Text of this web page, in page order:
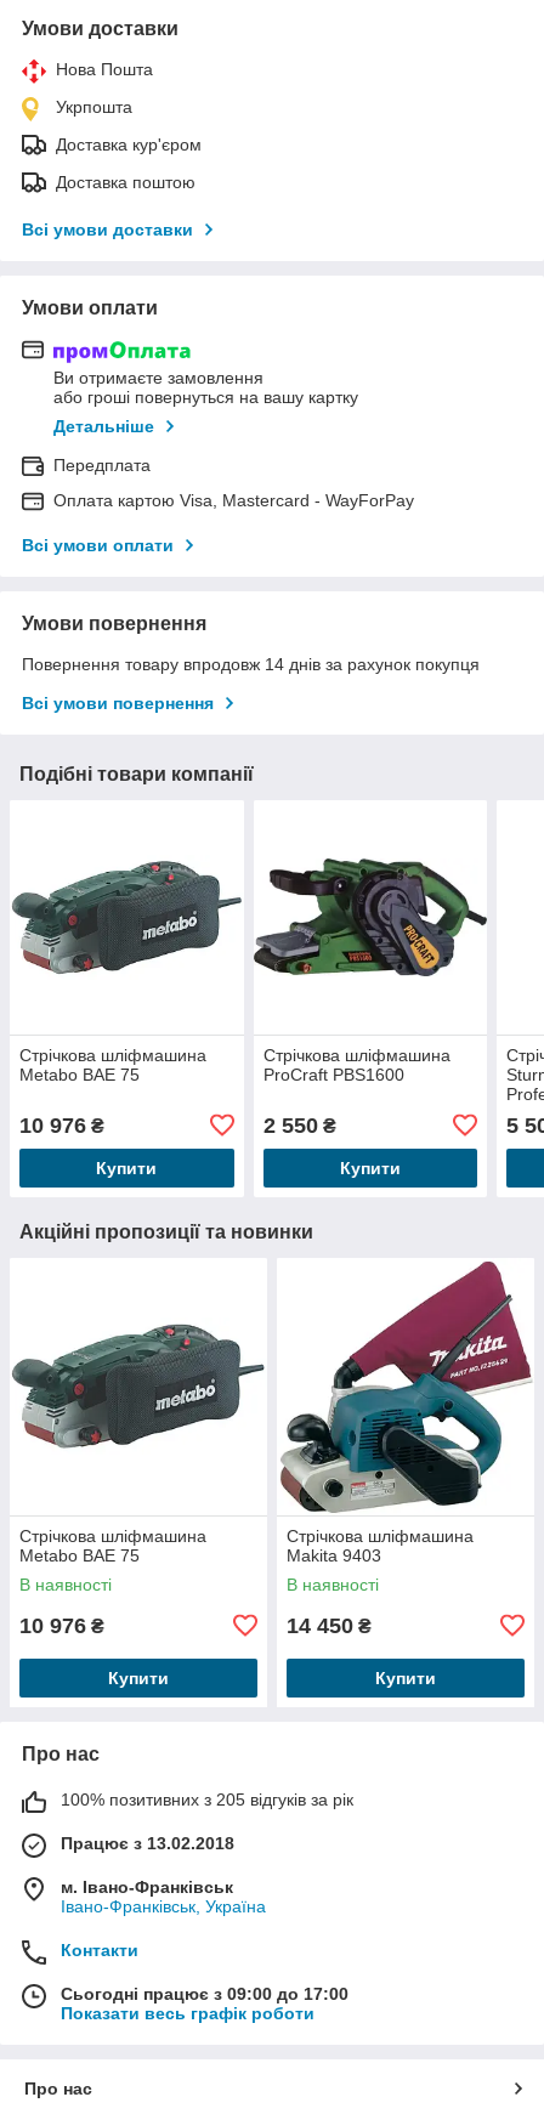
Умови доставки
Нова Пошта
Укрпошта
Доставка кур'єром
Доставка поштою
Всі умови доставки
Умови оплати
Ви отримаєте замовлення
або гроші повернуться на вашу картку
Детальніше
Передплата
Оплата картою Visa, Mastercard - WayForPay
Всі умови оплати
Умови повернення
Повернення товару впродовж 14 днів за рахунок покупця
Всі умови повернення
Подібні товари компанії
Стрічкова шліфмашина
Metabo BAE 75
10 976 ₴
Купити
Стрічкова шліфмашина
ProCraft PBS1600
2 550₴
Купити
5
Акційні пропозиції та новинки
Стрічкова шліфмашина
Metabo BAE 75
В наявності
10 976 ₴
Купити
Стрічкова шліфмашина
Makita 9403
В наявності
14 450 ₴
Купити
Про нас
100% позитивних з 205 відгуків за рік
Працює з 13.02.2018
м. Івано-Франківськ
Івано-Франківськ, Україна
Контакти
Сьогодні працює з 09:00 до 17:00
Показати весь графік роботи
Про нас